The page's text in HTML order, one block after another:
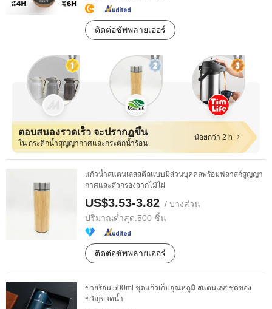
ติดต่อซัพพลายเออร์
ตอบสนองรวดเร็ว จะปรากฏขึ้น
ใน กระติกน้ำสุญญากาศและกระติกน้ำร้อน
น้อยกว่า 2 h
แก้วน้ำสแตนเลสสตีลแบบมีส่วนบุคคลพร้อมฟลาสก์สูญญา
กาศและตัวกรองจากไม้ไผ่
US$3.53-3.82 / บางส่วน
ปริมาณต่ำสุด:500 ชิ้น
ติดต่อซัพพลายเออร์
ขายร้อน 500ml ชุดแก้วเก็บอุณหภูมิ สแตนเลส ชุดของ
ขวัญขวดน้ำ